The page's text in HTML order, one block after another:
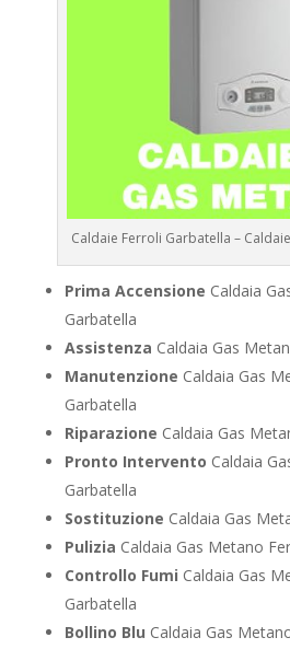
Caldaie Ferroli Garbatella –
Prima Accensione Caldaia
Garbatella
Assistenza Caldaia Gas
Manutenzione Caldaia Gas
Garbatella
Riparazione Caldaia Gas
Pronto Intervento Caldaia
Garbatella
Sostituzione Caldaia Gas
Pulizia Caldaia Gas Metano
Controllo Fumi Caldaia Gas
Garbatella
Bollino Blu Caldaia Gas